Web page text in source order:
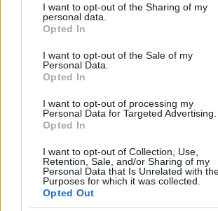
not limited to your visit or usage behaviour.
grant or deny consent to Google and its
use your data for below specified purposes
consent section.
I want to opt-out of the Sharing of my
personal data.
Opted In
I want to opt-out of the Sale of my
Personal Data.
Opted In
I want to opt-out of processing my
Personal Data for Targeted Advertising.
Opted In
I want to opt-out of Collection, Use,
Retention, Sale, and/or Sharing of my
Personal Data that Is Unrelated with
Purposes for which it was collected.
Opted Out
Salvatore: Éjmaszkok
Pap 3.